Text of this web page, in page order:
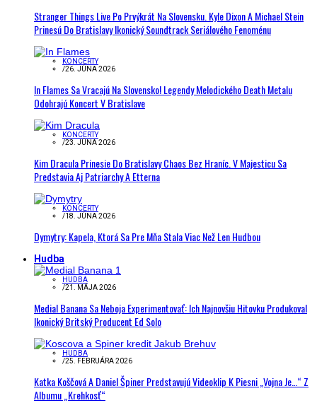
Stranger Things Live Po Prvýkrát Na Slovensku. Kyle Dixon A Michael Stein
Prinesú Do Bratislavy Ikonický Soundtrack Seriálového Fenoménu
KONCERTY
/26. JÚNA 2026
In Flames Sa Vracajú Na Slovensko! Legendy Melodického Death Metalu
Odohrajú Koncert V Bratislave
KONCERTY
/23. JÚNA 2026
Kim Dracula Prinesie Do Bratislavy Chaos Bez Hraníc. V Majesticu Sa
Predstavia Aj Patriarchy A Etterna
KONCERTY
/18. JÚNA 2026
Dymytry: Kapela, Ktorá Sa Pre Mňa Stala Viac Než Len Hudbou
Hudba
HUDBA
/21. MÁJA 2026
Medial Banana Sa Neboja Experimentovať: Ich Najnovšiu Hitovku Produkoval
Ikonický Britský Producent Ed Solo
HUDBA
/25. FEBRUÁRA 2026
Katka Koščová A Daniel Špiner Predstavujú Videoklip K Piesni „Vojna Je…“ Z
Albumu „Krehkosť“